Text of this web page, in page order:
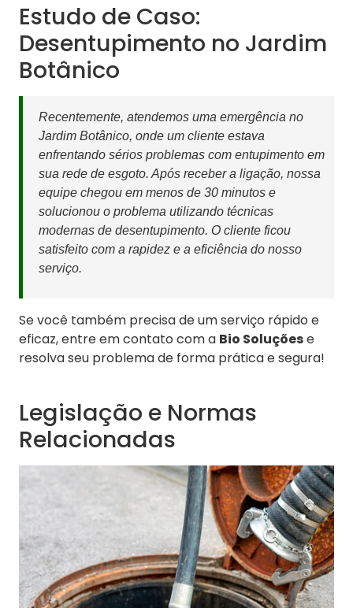
Estudo de Caso:
Desentupimento no Jardim
Botânico
Recentemente, atendemos uma emergência no
Jardim Botânico, onde um cliente estava
enfrentando sérios problemas com entupimento em
sua rede de esgoto. Após receber a ligação, nossa
equipe chegou em menos de 30 minutos e
solucionou o problema utilizando técnicas
modernas de desentupimento. O cliente ficou
satisfeito com a rapidez e a eficiência do nosso
serviço.
Se você também precisa de um serviço rápido e
eficaz, entre em contato com a Bio Soluçõese
resolva seu problema de forma prática e segura!
Legislação e Normas
Relacionadas